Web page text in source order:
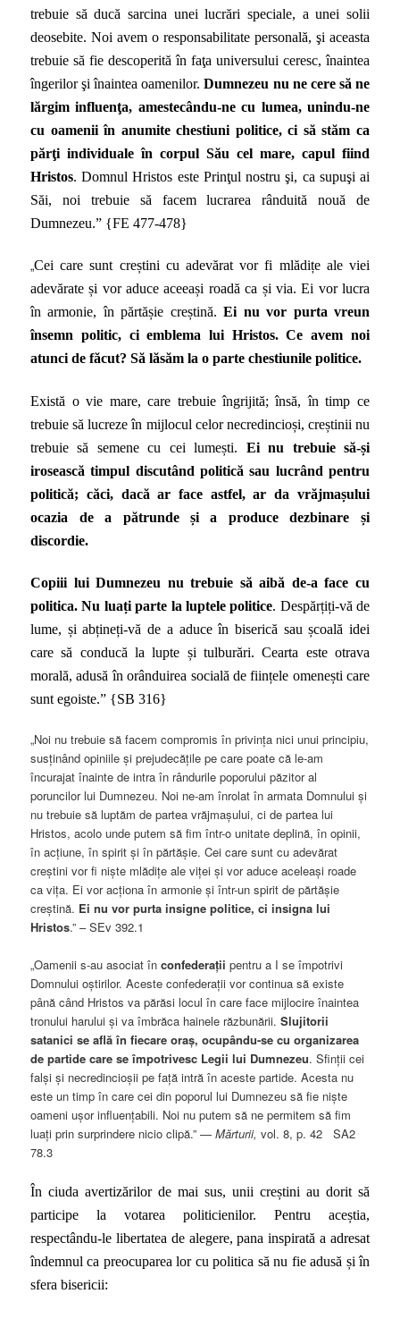
trebuie să ducă sarcina unei lucrări speciale, a unei solii
deosebite. Noi avem o responsabilitate personală, şi aceasta
trebuie să fie descoperită în faţa universului ceresc, înaintea
îngerilor şi înaintea oamenilor.Dumnezeu nu ne cere să ne
lărgim influenţa, amestecându-ne cu lumea, unindu-ne
cu oamenii în anumite chestiuni politice, ci să stăm ca
părţi individuale în corpul Său cel mare, capul fiind
Hristos. Domnul Hristos este Prinţul nostru şi, ca supuşi ai
Săi, noi trebuie să facem lucrarea rânduită nouă de
Dumnezeu.” {FE 477-478}
„Cei care sunt creștini cu adevărat vor fi mlădițe ale viei
adevărate și vor aduce aceeași roadă ca și via. Ei vor lucra
în armonie, în părtășie creștină.Ei nu vor purta vreun
însemn politic, ci emblema lui Hristos. Ce avem noi
atunci de făcut? Să lăsăm la o parte chestiunile politice.
Există o vie mare, care trebuie îngrijită; însă, în timp ce
trebuie să lucreze în mijlocul celor necredincioși, creștinii nu
trebuie să semene cu cei lumești. Ei nu trebuie să-și
irosească timpul discutând politică sau lucrând pentru
politică; căci, dacă ar face astfel, ar da vrăjmașului
ocazia de a pătrunde și a produce dezbinare și
discordie.
Copiii lui Dumnezeu nu trebuie să aibă de-a face cu
politica. Nu luați parte la luptele politice. Despărțiți-vă de
lume, și abțineți-vă de a aduce în biserică sau școală idei
care să conducă la lupte și tulburări. Cearta este otrava
morală, adusă în orânduirea socială de ființele omenești care
sunt egoiste.” {SB 316}
„Noi nu trebuie să facem compromis în privința nici unui principiu,
susținând opiniile și prejudecățile pe care poate că le-am
încurajat înainte de intra în rândurile poporului păzitor al
poruncilor lui Dumnezeu. Noi ne-am înrolat în armata Domnului și
nu trebuie să luptăm de partea vrăjmașului, ci de partea lui
Hristos, acolo unde putem să fim într-o unitate deplină, în opinii,
în acțiune, în spirit și în părtășie. Cei care sunt cu adevărat
creștini vor fi niște mlădițe ale viței și vor aduce aceleași roade
ca vița. Ei vor acționa în armonie și într-un spirit de părtășie
creștină. Ei nu vor purta insigne politice, ci insigna lui
Hristos.” – SEv 392.1
„Oamenii s-au asociat înconfederații pentru a I se împotrivi
Domnului oștirilor. Aceste confederații vor continua să existe
până când Hristos va părăsi locul în care face mijlocire înaintea
tronului harului și va îmbrăca hainele răzbunării.Slujitorii
satanici se află în fiecare oraș, ocupându-se cu organizarea
de partide care se împotrivesc Legii lui Dumnezeu. Sfinții cei
falși și necredincioșii pe față intră în aceste partide. Acesta nu
este un timp în care cei din poporul lui Dumnezeu să fie niște
oameni ușor influențabili. Noi nu putem să ne permitem să fim
luați prin surprindere nicio clipă.” —Mărturii, vol. 8, p. 42 SA2
78.3
În ciuda avertizărilor de mai sus, unii creștini au dorit să
participe la votarea politicienilor. Pentru aceștia,
respectându-le libertatea de alegere, pana inspirată a adresat
îndemnul ca preocuparea lor cu politica să nu fie adusă și în
sfera bisericii: